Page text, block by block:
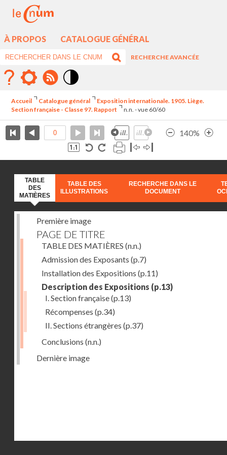
À PROPOS CATALOGUE GÉNÉRAL
RECHERCHE AVANCÉE
élévé
Accueil Catalogue général
Exposition internationale. 1905. Liège.
Section française - Classe 97. Rapport
n.n. - vue 60/60
140%
TABLE
DES
MATIÈRES
TABLE DES
ILLUSTRATIONS
RECHERCHE DANS LE
DOCUMENT
Première image
PAGE DE TITRE
TABLE DES MATIÈRES (n.n.)
Admission des Exposants (p.7)
Installation des Expositions (p.11)
Description des Expositions (p.13)
I. Section française(p.13)
Récompenses (p.34)
II. Sections étrangères (p.37)
Conclusions (n.n.)
Dernière image